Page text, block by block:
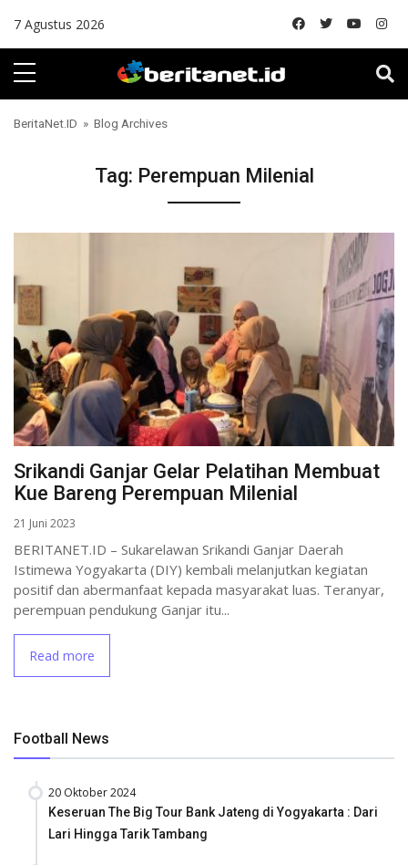
7 Agustus 2026
BeritaNet.ID » Blog Archives
Tag: Perempuan Milenial
Srikandi Ganjar Gelar Pelatihan Membuat
Kue Bareng Perempuan Milenial
21 Juni 2023
BERITANET.ID – Sukarelawan Srikandi Ganjar Daerah
Istimewa Yogyakarta (DIY) kembali melanjutkan kegiatan
positif dan abermanfaat kepada masyarakat luas. Teranyar,
perempuan pendukung Ganjar itu...
Read more
Football News
20 Oktober 2024
Keseruan The Big Tour Bank Jateng di Yogyakarta : Dari
Lari Hingga Tarik Tambang